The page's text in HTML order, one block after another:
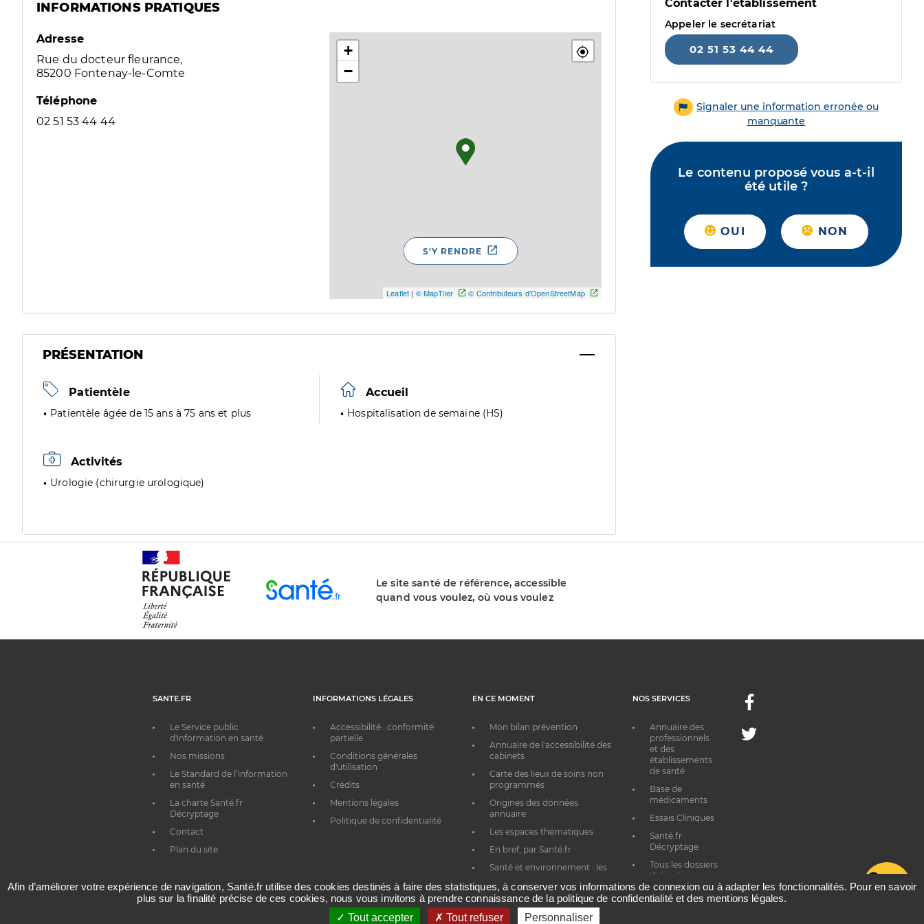
INFORMATIONS PRATIQUES
Adresse
Rue du docteur fleurance,
85200 Fontenay-le-Comte
Téléphone
02 51 53 44 44
+
−
Leaflet | © MapTiler © Contributeurs d'OpenStreetMap
S'Y RENDRE
PRÉSENTATION
Patientèle
Patientèle âgée de 15 ans à 75 ans et plus
Accueil
Hospitalisation de semaine (HS)
Activités
Urologie (chirurgie urologique)
Contacter l'établissement
Appeler le secrétariat
02 51 53 44 44
Signaler une information erronée ou
manquante
Le contenu proposé vous a-t-il
été utile ?
OUI NON
Le site santé de référence, accessible
quand vous voulez, où vous voulez
SANTE.FR
Le Service public
d'information en santé
Nos missions
Le Standard de l’information
en santé
La charte Santé.fr
Décryptage
Contact
Plan du site
INFORMATIONS LÉGALES
Accessibilité : conformité
partielle
Conditions générales
d'utilisation
Crédits
Mentions légales
Politique de confidentialité
EN CE MOMENT
Mon bilan prévention
Annuaire de l'accessibilité des
cabinets
Carte des lieux de soins non
programmés
Origines des données
annuaire
Les espaces thématiques
En bref, par Santé.fr
Santé et environnement : les
NOS SERVICES
Annuaire des
professionnels
et des
établissements
de santé
Base de
médicaments
Essais Cliniques
Santé.fr
Décryptage
Tous les dossiers
thématiques
Facebook
Twitter
Afin d’améliorer votre expérience de navigation, Santé.fr utilise des cookies destinés à faire des statistiques, à conserver vos informations de connexion ou à adapter les fonctionnalités. Pour en savoir
plus sur la finalité précise de ces cookies, nous vous invitons à prendre connaissance de la politique de confidentialité et des mentions légales.
Tout accepter
Tout refuser Personnaliser